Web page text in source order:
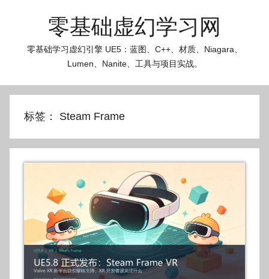
零基础虚幻学习网
零基础学习虚幻引擎 UE5：蓝图、C++、材质、Niagara、
Lumen、Nanite、工具与项目实战。
标签： Steam Frame